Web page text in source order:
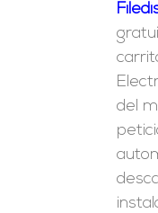
del